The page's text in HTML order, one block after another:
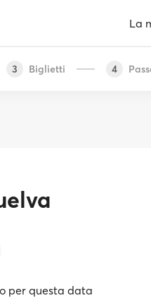
La
3 Biglietti 4
per questa data